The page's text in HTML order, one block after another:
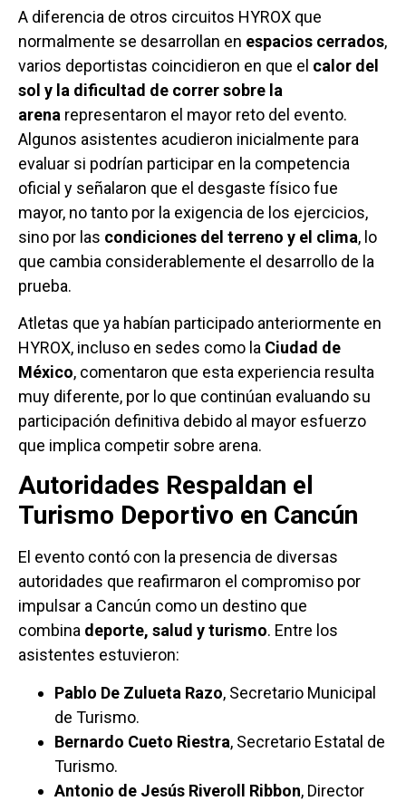
A diferencia de otros circuitos HYROX que
normalmente se desarrollan en espacios cerrados,
varios deportistas coincidieron en que el calor del
sol y la dificultad de correr sobre la
arena representaron el mayor reto del evento.
Algunos asistentes acudieron inicialmente para
evaluar si podrían participar en la competencia
oficial y señalaron que el desgaste físico fue
mayor, no tanto por la exigencia de los ejercicios,
sino por las condiciones del terreno y el clima, lo
que cambia considerablemente el desarrollo de la
prueba.
Atletas que ya habían participado anteriormente en
HYROX, incluso en sedes como la Ciudad de
México, comentaron que esta experiencia resulta
muy diferente, por lo que continúan evaluando su
participación definitiva debido al mayor esfuerzo
que implica competir sobre arena.
Autoridades Respaldan el
Turismo Deportivo en Cancún
El evento contó con la presencia de diversas
autoridades que reafirmaron el compromiso por
impulsar a Cancún como un destino que
combina deporte, salud y turismo. Entre los
asistentes estuvieron:
Pablo De Zulueta Razo, Secretario Municipal
de Turismo.
Bernardo Cueto Riestra, Secretario Estatal de
Turismo.
Antonio de Jesús Riveroll Ribbon, Director